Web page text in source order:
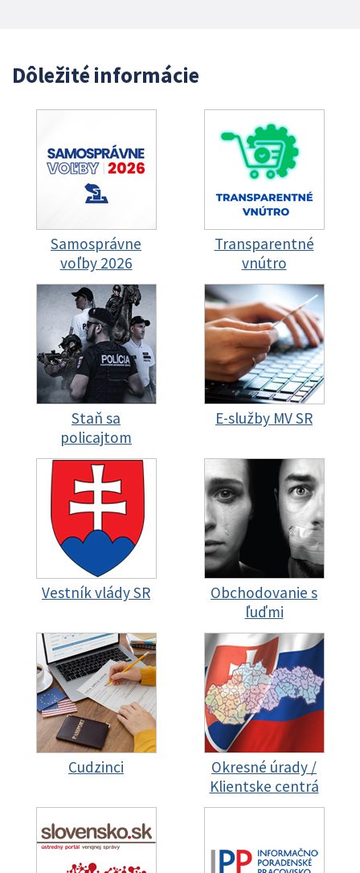
Dôležité informácie
Samosprávne
voľby 2026
Transparentné
vnútro
Staň sa
policajtom
E-služby MV SR
Vestník vlády SR
Obchodovanie s
ľuďmi
Cudzinci
Okresné úrady /
Klientske centrá